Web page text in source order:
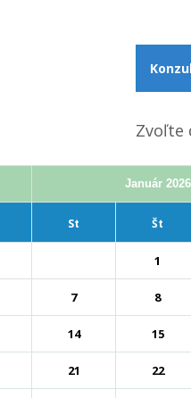
Zvoľte
Január 2026
St Št
1
7 8
14 15
21 22